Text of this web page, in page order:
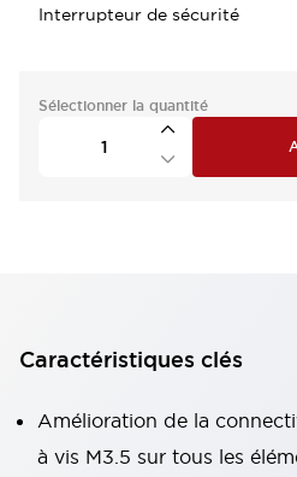
Interrupteur de sécurité
Sélectionner la quantité
Caractéristiques clés
Amélioration de la
à vis M3.5 sur tous les